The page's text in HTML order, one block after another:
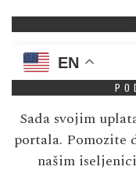
EN
Sada svojim
portala. Pomozite
našim